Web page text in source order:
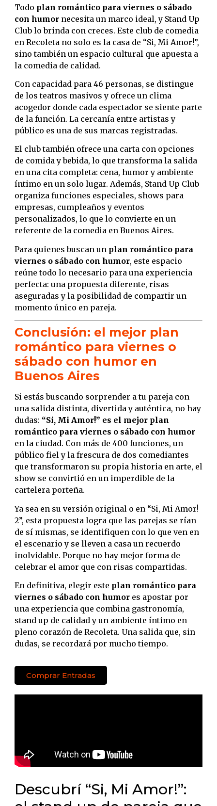
Todo plan romántico para viernes o sábado
con humor necesita un marco ideal, y Stand Up
Club lo brinda con creces. Este club de comedia
en Recoleta no solo es la casa de “Si, Mi Amor!”,
sino también un espacio cultural que apuesta a
la comedia de calidad.
Con capacidad para 46 personas, se distingue
de los teatros masivos y ofrece un clima
acogedor donde cada espectador se siente parte
de la función. La cercanía entre artistas y
público es una de sus marcas registradas.
El club también ofrece una carta con opciones
de comida y bebida, lo que transforma la salida
en una cita completa: cena, humor y ambiente
íntimo en un solo lugar. Además, Stand Up Club
organiza funciones especiales, shows para
empresas, cumpleaños y eventos
personalizados, lo que lo convierte en un
referente de la comedia en Buenos Aires.
Para quienes buscan un plan romántico para
viernes o sábado con humor, este espacio
reúne todo lo necesario para una experiencia
perfecta: una propuesta diferente, risas
aseguradas y la posibilidad de compartir un
momento único en pareja.
Conclusión: el mejor plan
romántico para viernes o
sábado con humor en
Buenos Aires
Si estás buscando sorprender a tu pareja con
una salida distinta, divertida y auténtica, no hay
dudas: “Si, Mi Amor!” es el mejor plan
romántico para viernes o sábado con humor
en la ciudad. Con más de 400 funciones, un
público fiel y la frescura de dos comediantes
que transformaron su propia historia en arte, el
show se convirtió en un imperdible de la
cartelera porteña.
Ya sea en su versión original o en “Si, Mi Amor!
2”, esta propuesta logra que las parejas se rían
de sí mismas, se identifiquen con lo que ven en
el escenario y se lleven a casa un recuerdo
inolvidable. Porque no hay mejor forma de
celebrar el amor que con risas compartidas.
En definitiva, elegir este plan romántico para
viernes o sábado con humor es apostar por
una experiencia que combina gastronomía,
stand up de calidad y un ambiente íntimo en
pleno corazón de Recoleta. Una salida que, sin
dudas, se recordará por mucho tiempo.
Comprar Entradas
Descubrí “Si, Mi Amor!”: